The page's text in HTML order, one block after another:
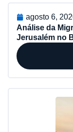
agosto 6,
Análise da
Jerusalém no